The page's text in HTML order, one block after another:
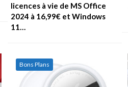
licences à vie de MS Office
2024 à 16,99€ et Windows
11…
Bons Plans